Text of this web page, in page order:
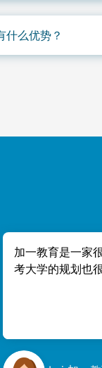
什么优势？
加一教育是一家
考大学的规划也